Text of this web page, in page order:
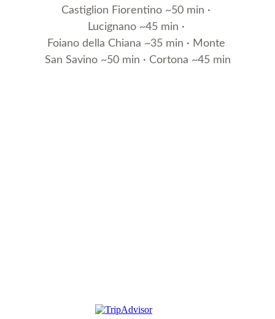
Castiglion Fiorentino ~50 min ·
Lucignano ~45 min ·
Foiano della Chiana ~35 min · Monte
San Savino ~50 min · Cortona ~45 min